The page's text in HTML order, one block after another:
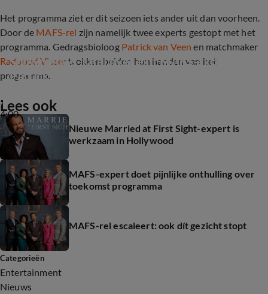
Het programma ziet er dit seizoen iets ander uit dan voorheen.
Door de MAFS-rel zijn namelijk twee experts gestopt met het
programma. Gedragsbioloog Patrick van Veen en matchmaker
Radboud Vissertrokken beiden hun handen van het
programma.
4:00
Shownieuws-tafel over exit MAFS-expert
Patrick
Lees ook
Nieuwe Married at First Sight-expert is
werkzaam in Hollywood
MAFS-expert doet pijnlijke onthulling over
toekomst programma
MAFS-rel escaleert: ook dít gezicht stopt
Categorieën
Entertainment
Nieuws